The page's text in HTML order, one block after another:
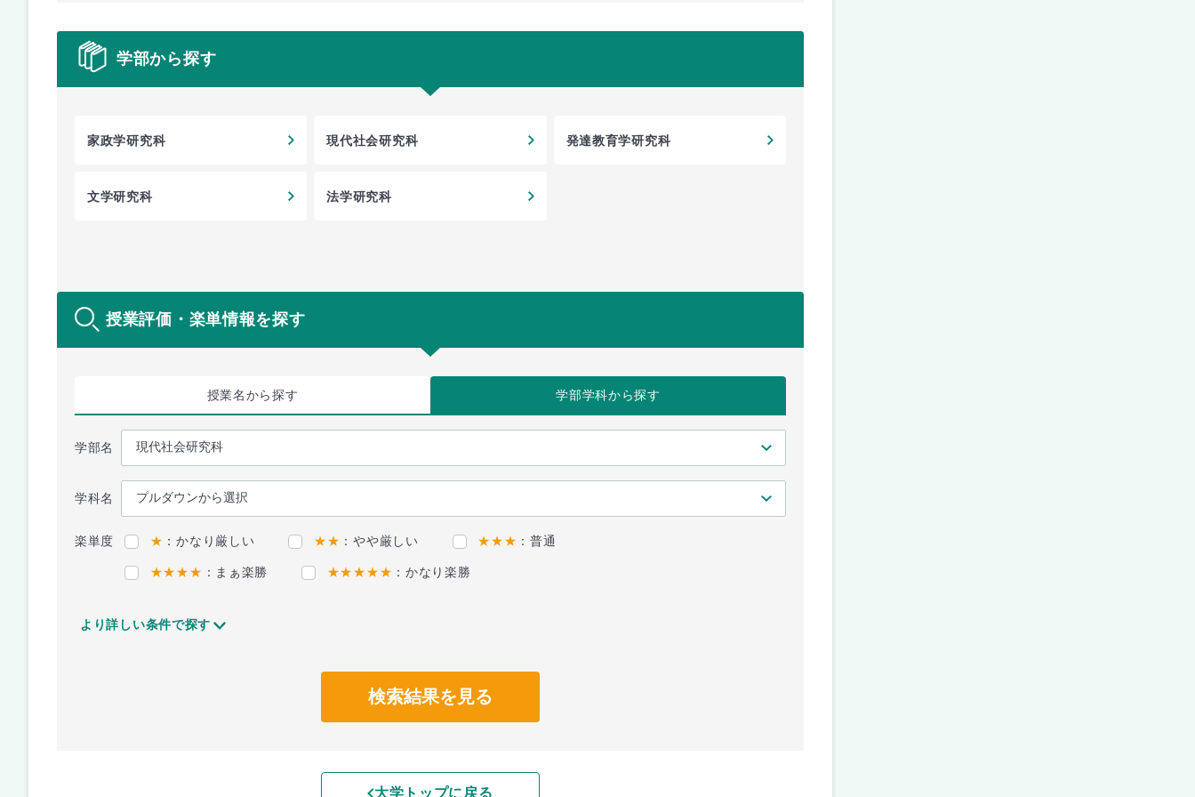
学部から探す
家政学研究科 現代社会研究科 発達教育学研究科
文学研究科 法学研究科
授業評価・楽単情報を探す
授業名から探す 学部学科から探す
学部名
学科名
楽単度 ★ ：かなり厳しい ★★ ：やや厳しい ★★★ ：普通
★★★★ ：まぁ楽勝 ★★★★★ ：かなり楽勝
より詳しい条件で探す
検索結果を見る
大学トップに戻る